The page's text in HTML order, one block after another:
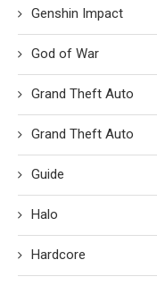
Genshin Impact
God of War
Grand Theft Auto
Grand Theft Auto
Guide
Halo
Hardcore